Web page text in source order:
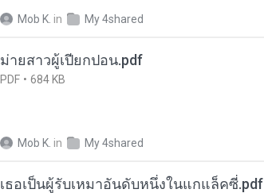
Mob K. in My 4shared
ม่ายสาวผู้เปียกปอน.pdf
PDF 684 KB
Mob K. in My 4shared
เธอเป็นผู้รับเหมาอันดับหนึ่งในแกแล็คซี่.pdf